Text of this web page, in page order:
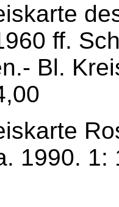
ff.
Bl.
1990. 1: